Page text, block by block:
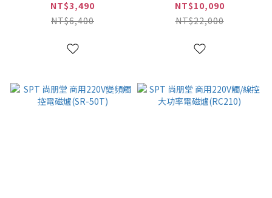
(SR-200T)
NT$3,490
NT$6,400
3625T)
NT$10,090
NT$22,000